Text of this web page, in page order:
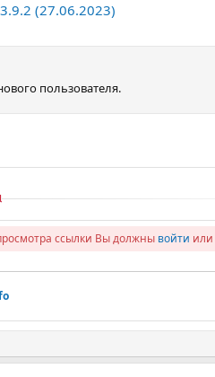
(27.06.2023)
пользователя.
ссылки Вы должны войти или